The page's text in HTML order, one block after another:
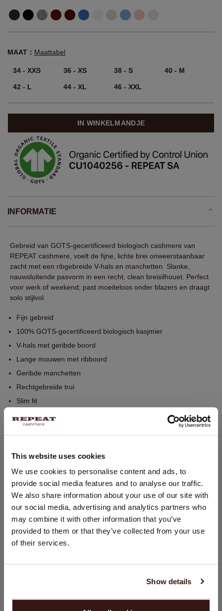
This website uses cookies
We use cookies to personalise content and ads, to
provide social media features and to analyse our traffic.
We also share information about your use of our site with
our social media, advertising and analytics partners who
may combine it with other information that you’ve
provided to them or that they’ve collected from your use
of their services.
Show details
MAAT： Maattabel
34 - XXS 36 - XS 38 - S 40 - M
42 - L 44 - XL 46 - XXL
IN WINKELMANDJE
INFORMATIE
Gebreid van GOTS-gecertificeerd biologisch cashmere van
REPEAT cashmere, voelt de fijne, lichte brei onweerstaanbaar
zacht met een ribgebreide V-hals en manchetten. Slanke,
nauwsluitende pasvorm in een recht, clean breisilhouet. Perfect
voor werk of weekend; past moeiteloos onder blazers en draagt
solo stijlvol.
Fijn gebreid
100% GOTS-gecertificeerd biologisch kasjmier
V-hals met geribde boord
Lange mouwen met ribboord
Geribde manchetten
Rechtgebreide trui
Slim fit
Handwas. Chemisch reinigen mogelijk.
100% Organisch Cashmere (GOTS-gecertificeerd)
WASVOORSCHRIFT
VERZENDEN & RETOURNEREN
LAND WIJZIGEN
U bezoekt Repeat cashmere vanuit Nederland (€). Wilt u uw
land wijzigen?
Verenigde Staten ($)
GA VERDER